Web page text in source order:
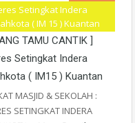
Setingkat Indera
( IM 15 ) Kuantan
KITCHEN &
TAMU CANTIK ]
Setingkat Indera
( IM15 ) Kuantan
MASJID & SEKOLAH :
SETINGKAT INDERA